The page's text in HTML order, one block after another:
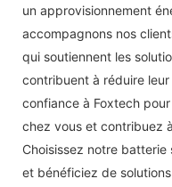
un approvisionnement
accompagnons nos
qui soutiennent les
contribuent à réduire
confiance à Foxtech
chez vous et contribuez
Choisissez notre
et bénéficiez de